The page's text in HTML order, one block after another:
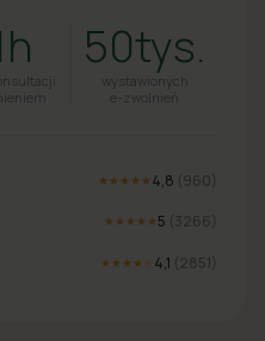
50tys.
wystawionych
e-zwolnień
★★★★★ 4,8 (960
★★★★★ 5 (3266
★★★★ 4,1 (2851